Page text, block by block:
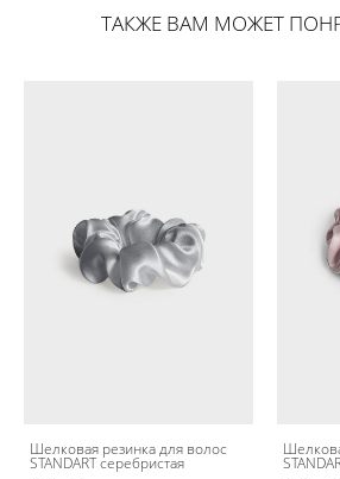
ТАКЖЕ ВАМ МОЖЕТ
Шелковая резинка для волос
STANDART серебристая